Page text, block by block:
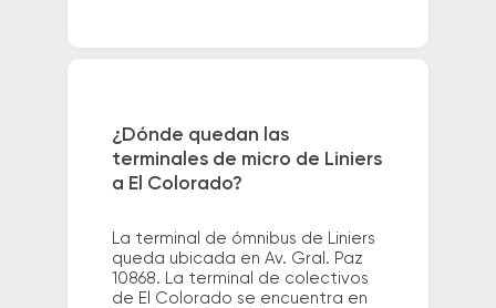
¿Dónde quedan las
terminales de micro de Liniers
a El Colorado?
La terminal de ómnibus de Liniers
queda ubicada en Av. Gral. Paz
10868. La terminal de colectivos
de El Colorado se encuentra en